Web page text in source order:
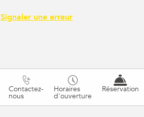
Signaler une erreur
Contactez-
nous
Horaires
d'ouverture
Réservation